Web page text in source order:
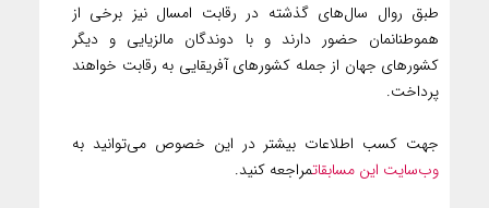
طبق روال سال‌های گذشته در رقابت امسال نیز برخی از
هموطنانمان حضور دارند و با دوندگان مالزیایی و دیگر
کشورهای جهان از جمله کشورهای آفریقایی به رقابت خواهند
پرداخت.
جهت کسب اطلاعات بیشتر در این خصوص می‌توانید به
وب‌سایت این مسابقاتمراجعه کنید.